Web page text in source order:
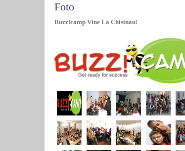
Foto
Buzz!camp Vine La Chisinau!